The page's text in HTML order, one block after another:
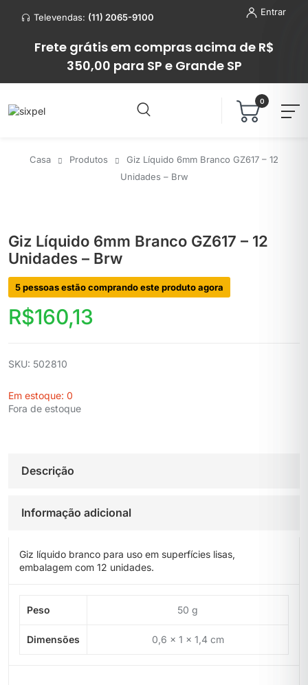
Televendas: (11) 2065-9100
Frete grátis em compras acima de R$
350,00 para SP e Grande SP
Entrar
0
Casa Produtos
Giz Líquido 6mm Branco GZ617 – 12
Unidades – Brw
Giz Líquido 6mm Branco GZ617 – 12
Unidades – Brw
5 pessoas estão comprando este produto agora
R$160,13
SKU: 502810
Em estoque: 0
Fora de estoque
Descrição
Informação adicional
Giz líquido branco para uso em superfícies lisas,
embalagem com 12 unidades.
Peso 50 g
Dimensões 0,6 × 1 × 1,4 cm